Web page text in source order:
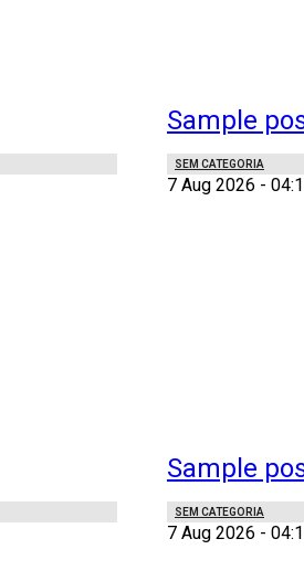
Sample
SEM CATEGORIA
7 Aug 2026 -
Sample
SEM CATEGORIA
7 Aug 2026 -